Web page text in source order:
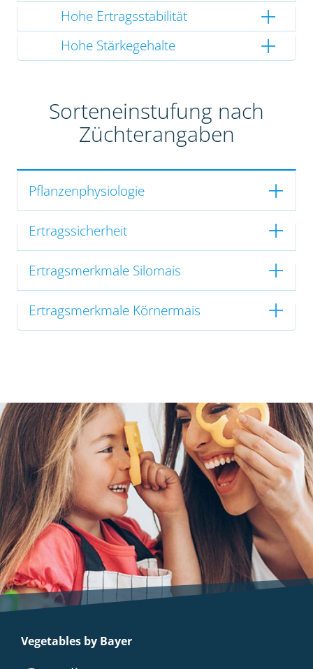
Hohe Ertragsstabilität
Hohe Stärkegehalte
Sorteneinstufung nach
Züchterangaben
Pflanzenphysiologie
Ertragssicherheit
Ertragsmerkmale Silomais
Ertragsmerkmale Körnermais
Vegetables by Bayer